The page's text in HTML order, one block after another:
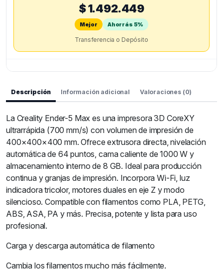
$ 1.492.449
Mejor Ahorrás 5%
Transferencia o Depósito
Descripción Información adicional Valoraciones (0)
La Creality Ender-5 Max es una impresora 3D CoreXY
ultrarrápida (700 mm/s) con volumen de impresión de
400×400×400 mm. Ofrece extrusora directa, nivelación
automática de 64 puntos, cama caliente de 1000 W y
almacenamiento interno de 8 GB. Ideal para producción
continua y granjas de impresión. Incorpora Wi-Fi, luz
indicadora tricolor, motores duales en eje Z y modo
silencioso. Compatible con filamentos como PLA, PETG,
ABS, ASA, PA y más. Precisa, potente y lista para uso
profesional.
Carga y descarga automática de filamento
Cambia los filamentos mucho más fácilmente.